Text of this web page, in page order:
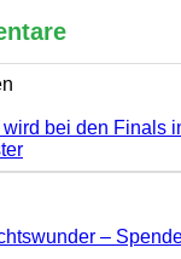
bei den Finals
–